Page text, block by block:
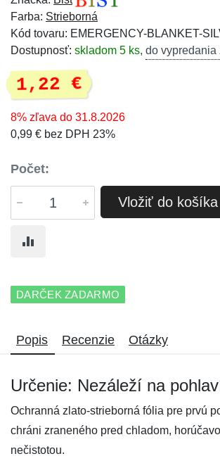
Farba: Strieborná
Kód tovaru: EMERGENCY-BLANKET-
Dostupnosť: skladom 5 ks, do vypredania
1,22 €
8% zľava do 31.8.2026
0,99 € bez DPH 23%
Počet:
Vložiť do košíka
DARČEK ZADARMO
Popis Recenzie Otázky
Určenie: Nezáleží na
Ochranná zlato-strieborná fólia pre prvú
chráni zraneného pred chladom,
nečistotou.